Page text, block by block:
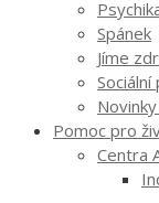
Spánek
Jíme
Pomoc pro
Centra